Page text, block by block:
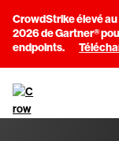
CrowdStrike élevé
2026 de Gartner®
endpoints.